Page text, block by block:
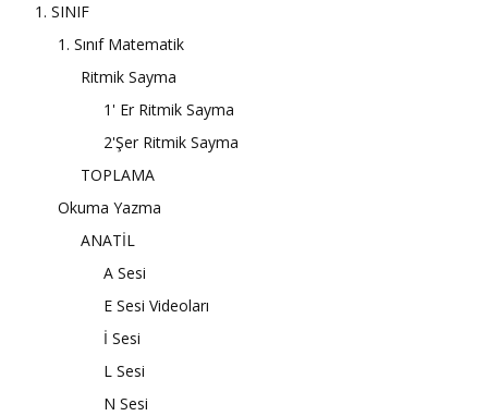
1. SINIF
1. Sınıf Matematik
Ritmik Sayma
1' Er Ritmik Sayma
2'Şer Ritmik Sayma
TOPLAMA
Okuma Yazma
ANATİL
A Sesi
E Sesi Videoları
İ Sesi
L Sesi
N Sesi